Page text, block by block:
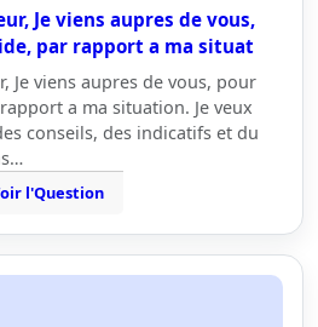
Je viens aupres de vous,
par rapport a ma situat
Je viens aupres de vous, pour
a ma situation. Je veux
conseils, des indicatifs et du
l'Question